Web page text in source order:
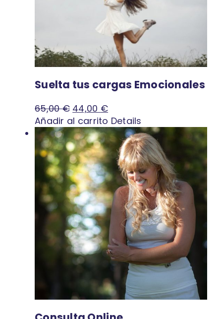
Suelta tus cargas Emocionales
65,00€ El
precio
original
era:
65,00 €.
44,00 €El
precio
actual
es:
44,00 €.
Añadir al carrito Details